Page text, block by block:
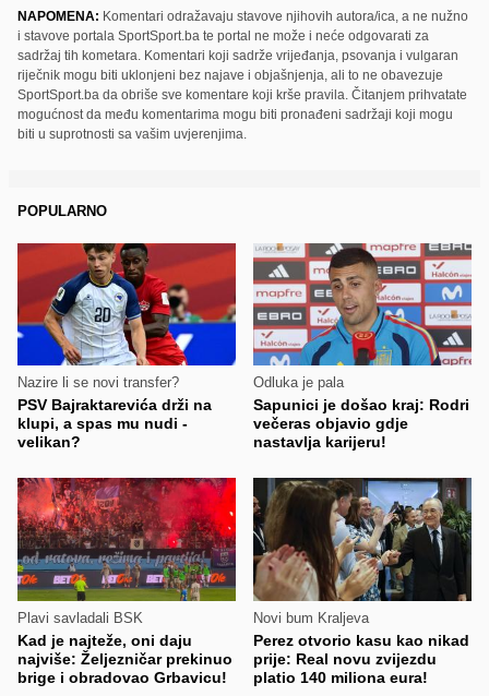
NAPOMENA: Komentari odražavaju stavove njihovih autora/ica, a ne nužno
i stavove portala SportSport.ba te portal ne može i neće odgovarati za
sadržaj tih kometara. Komentari koji sadrže vrijeđanja, psovanja i vulgaran
riječnik mogu biti uklonjeni bez najave i objašnjenja, ali to ne obavezuje
SportSport.ba da obriše sve komentare koji krše pravila. Čitanjem prihvatate
mogućnost da među komentarima mogu biti pronađeni sadržaji koji mogu
biti u suprotnosti sa vašim uvjerenjima.
POPULARNO
Nazire li se novi transfer?
PSV Bajraktarevića drži na
klupi, a spas mu nudi -
velikan?
Odluka je pala
Sapunici je došao kraj: Rodri
večeras objavio gdje
nastavlja karijeru!
Plavi savladali BSK
Kad je najteže, oni daju
najviše: Željezničar prekinuo
brige i obradovao Grbavicu!
Novi bum Kraljeva
Perez otvorio kasu kao nikad
prije: Real novu zvijezdu
platio 140 miliona eura!